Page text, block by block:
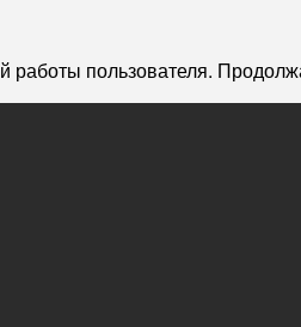
пользователя.